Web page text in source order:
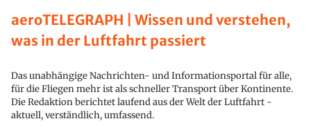
aeroTELEGRAPH | Wissen und verstehen,
was in der Luftfahrt passiert
Das unabhängige Nachrichten- und Informationsportal für alle,
für die Fliegen mehr ist als schneller Transport über Kontinente.
Die Redaktion berichtet laufend aus der Welt der Luftfahrt -
aktuell, verständlich, umfassend.